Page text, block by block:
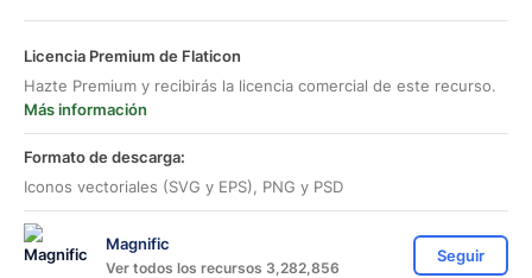
Licencia Premium de Flaticon
Hazte Premium y recibirás la licencia comercial de este recurso.
Más información
Formato de descarga:
Iconos vectoriales (SVG y EPS), PNG y PSD
Magnific
Ver todos los recursos 3,282,856
Seguir